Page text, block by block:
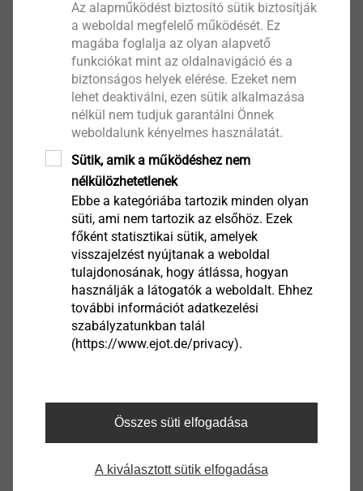
Megtekint
Lighting
Megtekint
Motors and Auxiliary
Equipment
Megtekint
Seats, Doors, Locking
Systems
Tank and Fuel Flow
Megtekint
Az alapműködést biztosító sütik biztosítják
a weboldal megfelelő működését. Ez
magába foglalja az olyan alapvető
funkciókat mint az oldalnavigáció és a
biztonságos helyek elérése. Ezeket nem
lehet deaktiválni, ezen sütik alkalmazása
nélkül nem tudjuk garantálni Önnek
weboldalunk kényelmes használatát.
Sütik, amik a működéshez nem
nélkülözhetetlenek
Ebbe a kategóriába tartozik minden olyan
süti, ami nem tartozik az elsőhöz. Ezek
főként statisztikai sütik, amelyek
visszajelzést nyújtanak a weboldal
tulajdonosának, hogy átlássa, hogyan
használják a látogatók a weboldalt. Ehhez
további információt adatkezelési
szabályzatunkban talál
(https://www.ejot.de/privacy).
Összes süti elfogadása
A kiválasztott sütik elfogadása